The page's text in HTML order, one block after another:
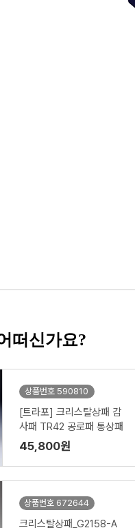
떠신가요?
상품번호 590810
[트라포] 크리스탈상패 감
사패 TR42 공로패 통상패
45,800원
상품번호 672644
크리스탈상패_G2158-A